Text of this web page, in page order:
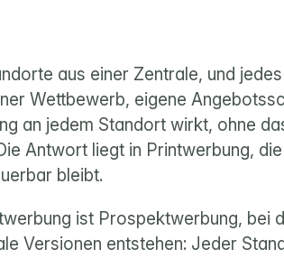
aus einer Zentrale, und
Wettbewerb, eigene
an jedem Standort wirkt, ohne
Antwort liegt in Printwerbung,
bleibt.
ist Prospektwerbung, bei
Versionen entstehen: Jeder